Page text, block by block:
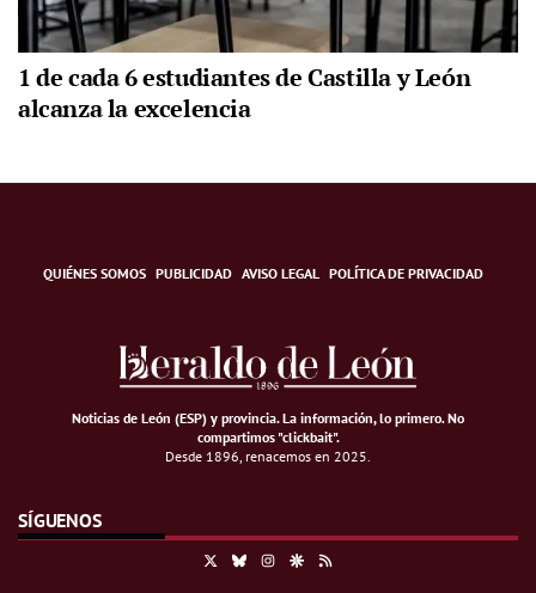
1 de cada 6 estudiantes de Castilla y León
alcanza la excelencia
QUIÉNES SOMOS PUBLICIDAD AVISO LEGAL POLÍTICA DE PRIVACIDAD
Noticias de León (ESP) y provincia. La información, lo primero.No
compartimos "clickbait".
Desde 1896, renacemos en 2025.
SÍGUENOS
BlueskyInstagramGoogle Discover